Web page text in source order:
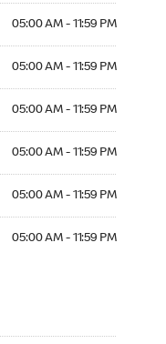
05:00 AM - 11:59 PM
05:00 AM - 11:59 PM
05:00 AM - 11:59 PM
05:00 AM - 11:59 PM
05:00 AM - 11:59 PM
05:00 AM - 11:59 PM